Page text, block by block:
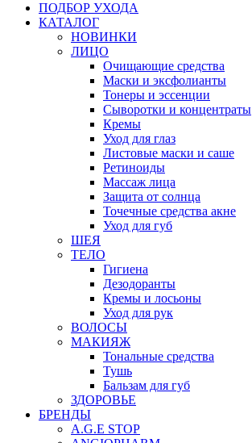
ПОДБОР УХОДА
КАТАЛОГ
НОВИНКИ
ЛИЦО
Очищающие средства
Маски и эксфолианты
Тонеры и эссенции
Сыворотки и концентраты
Кремы
Уход для глаз
Листовые маски и саше
Ретиноиды
Массаж лица
Защита от солнца
Точечные средства акне
Уход для губ
ШЕЯ
ТЕЛО
Гигиена
Дезодоранты
Кремы и лосьоны
Уход для рук
ВОЛОСЫ
МАКИЯЖ
Тональные средства
Тушь
Бальзам для губ
ЗДОРОВЬЕ
БРЕНДЫ
A.G.E STOP